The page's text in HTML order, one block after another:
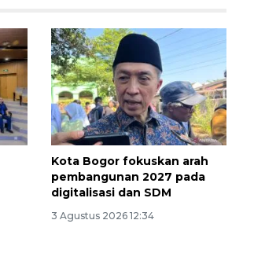
Kota Bogor fokuskan arah
pembangunan 2027 pada
digitalisasi dan SDM
3 Agustus 2026 12:34